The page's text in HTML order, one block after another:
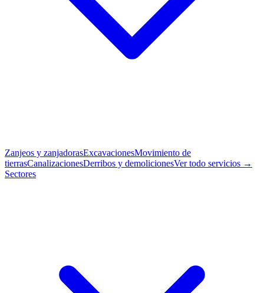
Zanjeos y zanjadorasExcavacionesMovimiento de
tierrasCanalizacionesDerribos y demolicionesVer todo servicios →
Sectores